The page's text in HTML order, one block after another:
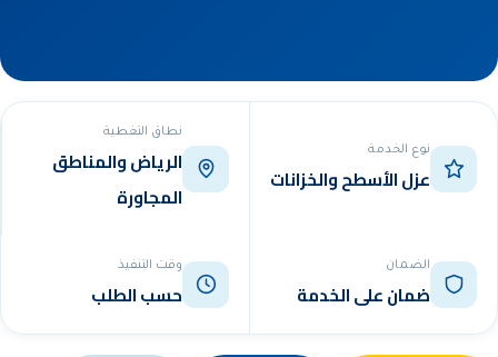
نوع الخدمة
عزل الأسطح والخزانات
نطاق التغطية
الرياض والمناطق
المجاورة
الضمان
ضمان على الخدمة
وقت التنفيذ
حسب الطلب